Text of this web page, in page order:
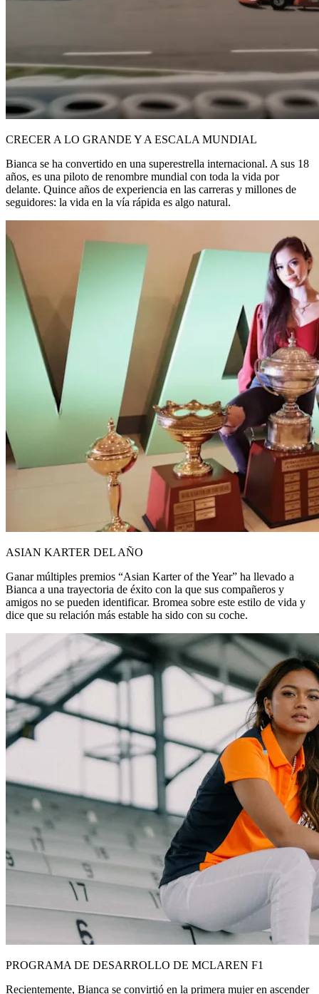
CRECER A LO GRANDE Y A ESCALA MUNDIAL
Bianca se ha convertido en una superestrella internacional. A sus 18
años, es una piloto de renombre mundial con toda la vida por
delante. Quince años de experiencia en las carreras y millones de
seguidores: la vida en la vía rápida es algo natural.
ASIAN KARTER DEL AÑO
Ganar múltiples premios “Asian Karter of the Year” ha llevado a
Bianca a una trayectoria de éxito con la que sus compañeros y
amigos no se pueden identificar. Bromea sobre este estilo de vida y
dice que su relación más estable ha sido con su coche.
PROGRAMA DE DESARROLLO DE MCLAREN F1
Recientemente, Bianca se convirtió en la primera mujer en ascender